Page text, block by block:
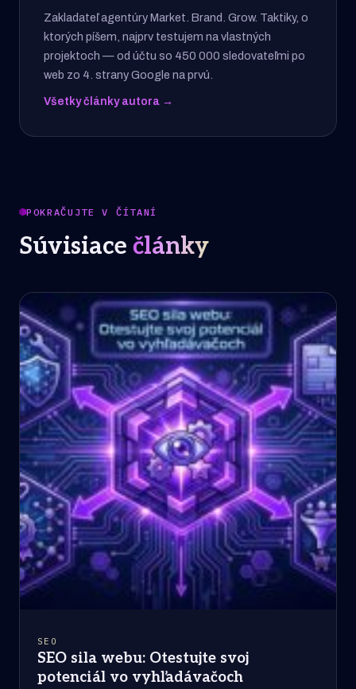
Zakladateľ agentúry Market. Brand. Grow. Taktiky, o
ktorých píšem, najprv testujem na vlastných
projektoch — od účtu so 450 000 sledovateľmi po
web zo 4. strany Google na prvú.
Všetky články autora →
POKRAČUJTE V ČÍTANÍ
Súvisiace články
SEO
SEO sila webu: Otestujte svoj
potenciál vo vyhľadávačoch